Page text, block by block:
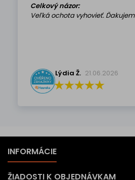
Celkový názor:
Veľká ochota vyhovieť. Ďakujem
Lýdia Ž. 21.06.2026
INFORMÁCIE
ŽIADOSTI K OBJEDNÁVKAM